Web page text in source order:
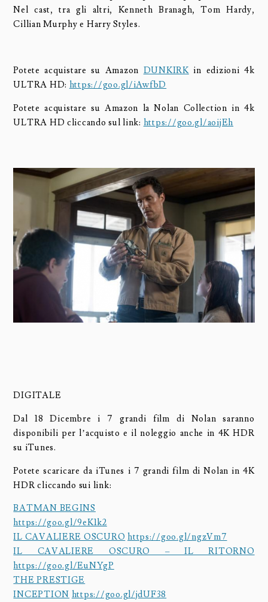
Nel cast, tra gli altri, Kenneth Branagh, Tom Hardy,
Cillian Murphy e Harry Styles.
Potete acquistare su Amazon DUNKIRKin edizioni 4k
ULTRA HD: https://goo.gl/iAwfbD
Potete acquistare su Amazon la Nolan Collection in 4k
ULTRA HD cliccando sul link: https://goo.gl/aoijEh
DIGITALE
Dal 18 Dicembre i 7 grandi film di Nolan saranno
disponibili per l’acquisto e il noleggio anche in 4K HDR
su iTunes.
Potete scaricare da iTunes i 7 grandi film di Nolan in 4K
HDR cliccando sui link:
BATMAN BEGINS
https://goo.gl/9eK1k2
IL CAVALIERE OSCURO https://goo.gl/ngzVm7
IL CAVALIERE OSCURO – IL RITORNO
https://goo.gl/EuNYgP
THE PRESTIGE
INCEPTION https://goo.gl/jdUF38